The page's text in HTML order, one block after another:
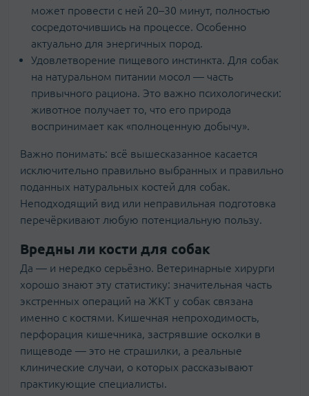
может провести с ней 20–30 минут, полностью
сосредоточившись на процессе. Особенно
актуально для энергичных пород.
Удовлетворение пищевого инстинкта. Для собак
на натуральном питании мосол — часть
привычного рациона. Это важно психологически:
животное получает то, что его природа
воспринимает как «полноценную добычу».
Важно понимать: всё вышесказанное касается
исключительно правильно выбранных и правильно
поданных натуральных костей для собак.
Неподходящий вид или неправильная подготовка
перечёркивают любую потенциальную пользу.
Вредны ли кости для собак
Да — и нередко серьёзно. Ветеринарные хирурги
хорошо знают эту статистику: значительная часть
экстренных операций на ЖКТ у собак связана
именно с костями. Кишечная непроходимость,
перфорация кишечника, застрявшие осколки в
пищеводе — это не страшилки, а реальные
клинические случаи, о которых рассказывают
практикующие специалисты.